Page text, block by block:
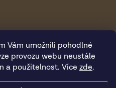
Vám umožnili pohodlné
provozu webu neustále
a použitelnost. Více zde.